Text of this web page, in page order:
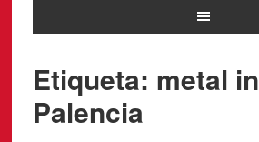
Etiqueta: metal in
Palencia